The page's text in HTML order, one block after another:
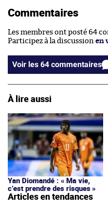
Commentaires
Les membres ont posté 64
Participez à la discussion en
Voir les 64 commentaires
À lire aussi
Yan Diomandé : « Ma vie,
c’est prendre des risques »
Articles en tendances